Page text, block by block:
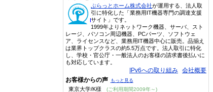
ぷらっとホーム株式会社が運用する、法人取
引に特化した「業務用IT機器専門の調達支援
サイト」です。
1999年よりネットワーク機器、サーバ、スト
レージ、パソコン周辺機器、PCパーツ、ソフトウェ
ア、ライセンスなど、業務用IT機器中心に販売。品揃え
は業界トップクラスの約5.5万点です。法人取引に特化
し、学校・官公庁・一般法人のお客様の請求書後払いに
も対応しています。
IPv6への取り組み 会社概要
お客様からの声 もっと見る
東京大学/K様 (ご利用期間2009年～)